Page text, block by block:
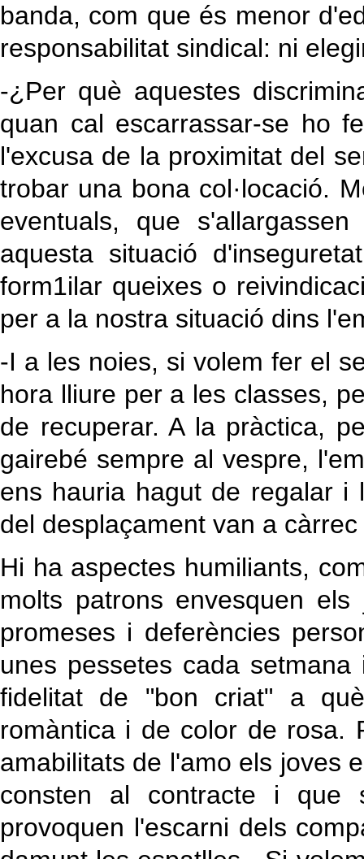
banda, com que és menor
responsabilitat sindical: ni
-¿Per què aquestes
quan cal escarrassar-se ho
l'excusa de la proximitat del
trobar una bona col·locació.
eventuals, que
aquesta situació
form1ilar queixes o
per a la nostra situació dins
-I a les noies, si volem fer el
hora lliure per a les classes,
de recuperar. A la pràctica,
gairebé sempre al vespre,
ens hauria hagut de regalar i
del desplaçament van a
Hi ha aspectes humiliants,
molts patrons envesquen
promeses i deferències
unes pessetes cada
fidelitat de "bon criat" a
romàntica i de color de rosa.
amabilitats de l'amo els joves
consten al contracte i que
provoquen l'escarni dels